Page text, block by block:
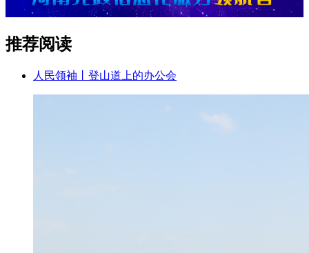
推荐阅读
人民领袖丨登山道上的办公会